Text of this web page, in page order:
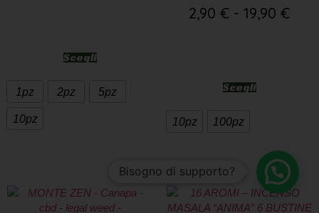
Scegli
1pz 2pz 5pz
10pz
2,90 € - 19,90 €
Scegli
10pz 100pz
Bisogno di supporto?